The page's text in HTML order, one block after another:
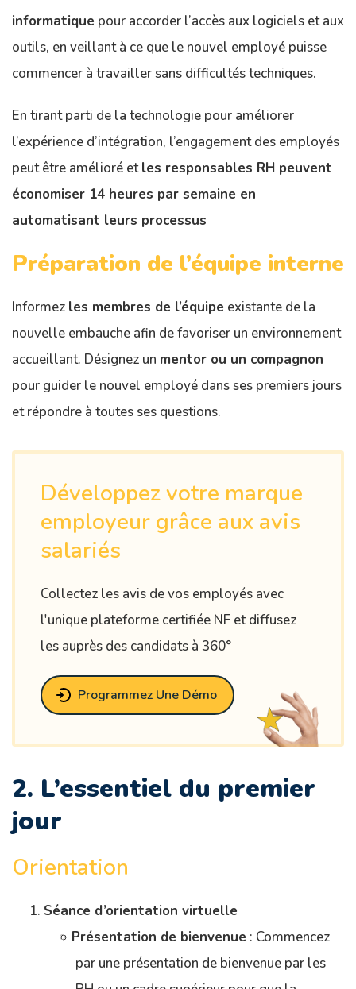
informatique pour accorder l’accès aux logiciels et aux
outils, en veillant à ce que le nouvel employé puisse
commencer à travailler sans difficultés techniques.
En tirant parti de la technologie pour améliorer
l’expérience d’intégration, l’engagement des employés
peut être amélioré etles responsables RH peuvent
économiser 14 heures par semaine en
automatisant leurs processus
Préparation de l’équipe interne
Informez les membres de l’équipe existante de la
nouvelle embauche afin de favoriser un environnement
accueillant. Désignez un mentor ou un compagnon
pour guider le nouvel employé dans ses premiers jours
et répondre à toutes ses questions.
Développez votre marque
employeur grâce aux avis
salariés
Collectez les avis de vos employés avec
l'unique plateforme certifiée NF et diffusez
les auprès des candidats à 360°
Programmez Une Démo
2. L’essentiel du premier
jour
Orientation
Séance d’orientation virtuelle
Présentation de bienvenue : Commencez
par une présentation de bienvenue par les